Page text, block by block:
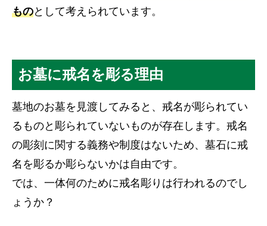
ものとして考えられています。
お墓に戒名を彫る理由
墓地のお墓を見渡してみると、戒名が彫られてい
るものと彫られていないものが存在します。戒名
の彫刻に関する義務や制度はないため、墓石に戒
名を彫るか彫らないかは自由です。
では、一体何のために戒名彫りは行われるのでし
ょうか？